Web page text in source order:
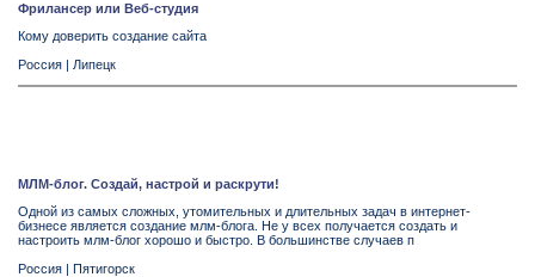
Фрилансер или Веб-студия
Кому доверить создание сайта
Россия | Липецк
МЛМ-блог. Создай, настрой и раскрути!
Одной из самых сложных, утомительных и длительных задач в интернет-
бизнесе является создание млм-блога. Не у всех получается создать и
настроить млм-блог хорошо и быстро. В большинстве случаев п
Россия | Пятигорск